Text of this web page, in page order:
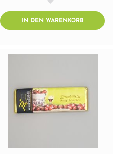
IN DEN WARENKORB ADDTOCART